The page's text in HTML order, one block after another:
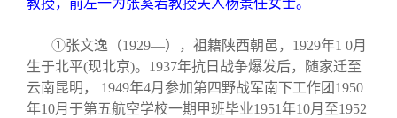
教授，前左一为张奚若教授夫人杨景任女士。
————————————————————
①张文逸（1929—），祖籍陕西朝邑，1929年1 0月
生于北平(现北京)。1937年抗日战争爆发后，随家迁至
云南昆明， 1949年4月参加第四野战军南下工作团1950
年10月于第五航空学校一期甲班毕业1951年10月至1952